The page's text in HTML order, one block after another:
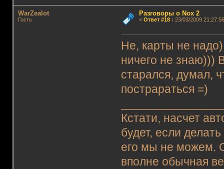
WarZealot
Гость
Разговоры о Nox 2
« Ответ #18: 23/03/2009
Не, карты не
ничего не знаю)))
старался, думал,
пострараться =)
Кстати, насчет
будет, если
его мы не можем.
вполне обычная